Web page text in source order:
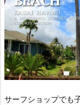
サーフショップでも